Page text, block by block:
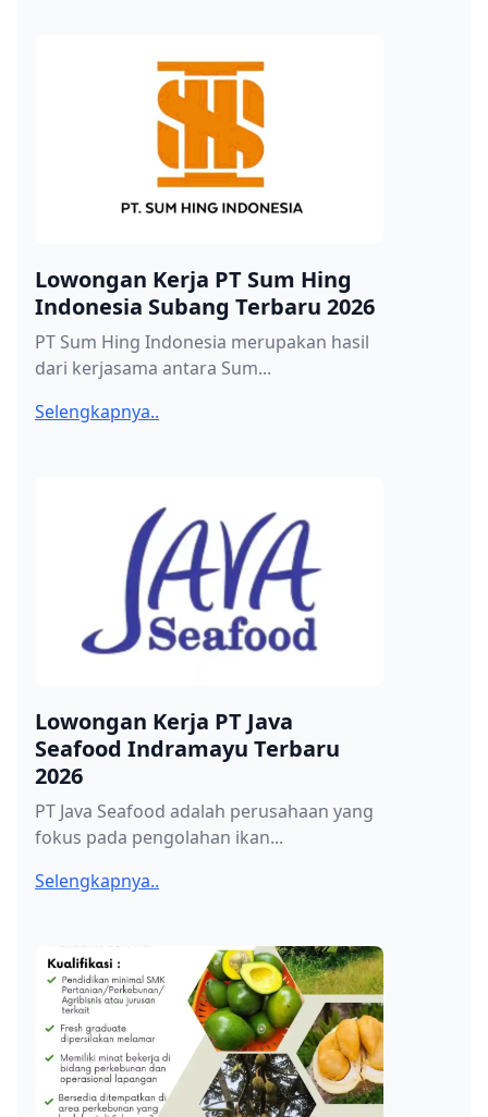
Lowongan Kerja PT Sum Hing
Indonesia Subang Terbaru 2026
PT Sum Hing Indonesia merupakan hasil
dari kerjasama antara Sum...
Selengkapnya..
Lowongan Kerja PT Java
Seafood Indramayu Terbaru
2026
PT Java Seafood adalah perusahaan yang
fokus pada pengolahan ikan...
Selengkapnya..